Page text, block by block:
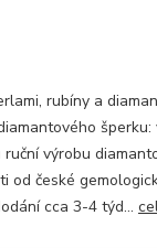
rubíny a
ruční výrobu
od české
cca 3-4 týd...